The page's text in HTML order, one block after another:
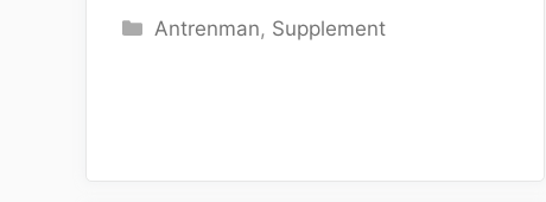
Kategoriler
Antrenman, Supplement